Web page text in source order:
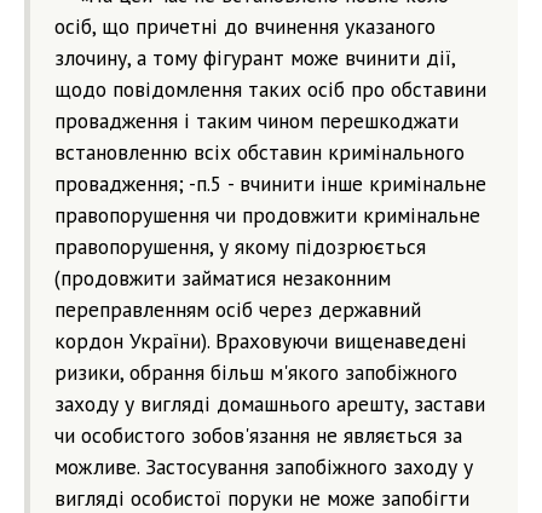
осіб, що причетні до вчинення указаного
злочину, а тому фігурант може вчинити дії,
щодо повідомлення таких осіб про обставини
провадження і таким чином перешкоджати
встановленню всіх обставин кримінального
провадження; -п.5 - вчинити інше кримінальне
правопорушення чи продовжити кримінальне
правопорушення, у якому підозрюється
(продовжити займатися незаконним
переправленням осіб через державний
кордон України). Враховуючи вищенаведені
ризики, обрання більш м'якого запобіжного
заходу у вигляді домашнього арешту, застави
чи особистого зобов'язання не являється за
можливе. Застосування запобіжного заходу у
вигляді особистої поруки не може запобігти